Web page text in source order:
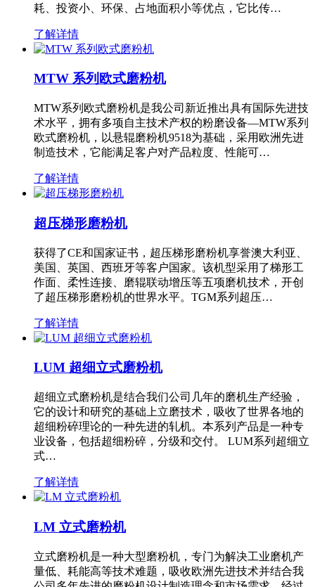
耗、投资小、环保、占地面积小等优点，它比传…
了解详情
MTW 系列欧式磨粉机
MTW系列欧式磨粉机是我公司新近推出具有国际先进技
术水平，拥有多项自主技术产权的粉磨设备—MTW系列
欧式磨粉机，以悬辊磨粉机9518为基础，采用欧洲先进
制造技术，它能满足客户对产品粒度、性能可…
了解详情
超压梯形磨粉机
获得了CE和国家证书，超压梯形磨粉机享誉澳大利亚、
美国、英国、西班牙等客户国家。该机型采用了梯形工
作面、柔性连接、磨辊联动增压等五项磨机技术，开创
了超压梯形磨粉机的世界水平。TGM系列超压…
了解详情
LUM 超细立式磨粉机
超细立式磨粉机是结合我们公司几年的磨机生产经验，
它的设计和研究的基础上立磨技术，吸收了世界各地的
超细粉碎理论的一种先进的轧机。本系列产品是一种专
业设备，包括超细粉碎，分级和交付。 LUM系列超细立
式…
了解详情
LM 立式磨粉机
立式磨粉机是一种大型磨粉机，专门为解决工业磨机产
量低、耗能高等技术难题，吸收欧洲先进技术并结合我